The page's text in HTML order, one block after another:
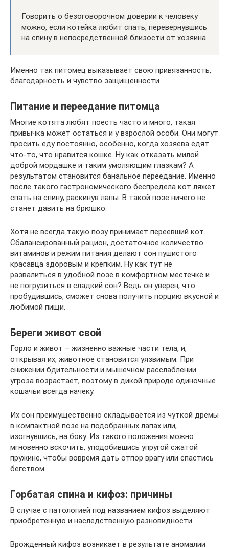
Говорить о безоговорочном доверии к человеку
можно, если котейка любит спать, перевернувшись
на спину в непосредственной близости от хозяина.
Именно так питомец выказывает свою привязанность,
благодарность и чувство защищенности.
Питание и переедание питомца
Многие котята любят поесть часто и много, такая
привычка может остаться и у взрослой особи. Они могут
просить еду постоянно, особенно, когда хозяева едят
что-то, что нравится кошке. Ну как отказать милой
доброй мордашке и таким умоляющим глазкам? А
результатом становится банальное переедание. Именно
после такого гастрономического беспредела кот ляжет
спать на спину, раскинув лапы. В такой позе ничего не
станет давить на брюшко.
Хотя не всегда такую позу принимает переевший кот.
Сбалансированный рацион, достаточное количество
витаминов и режим питания делают сон пушистого
красавца здоровым и крепким. Ну как тут не
развалиться в удобной позе в комфортном местечке и
не погрузиться в сладкий сон? Ведь он уверен, что
пробудившись, сможет снова получить порцию вкусной и
любимой пищи.
Береги живот свой
Горло и живот – жизненно важные части тела, и,
открывая их, животное становится уязвимым. При
снижении бдительности и мышечном расслаблении
угроза возрастает, поэтому в дикой природе одиночные
кошачьи всегда начеку.
Их сон преимущественно складывается из чуткой дремы
в компактной позе на подобранных лапах или,
изогнувшись, на боку. Из такого положения можно
мгновенно вскочить, уподобившись упругой сжатой
пружине, чтобы вовремя дать отпор врагу или спастись
бегством.
Горбатая спина и кифоз: причины
В случае с патологией под названием кифоз выделяют
приобретенную и наследственную разновидности.
Врожденный кифоз возникает в результате аномалии